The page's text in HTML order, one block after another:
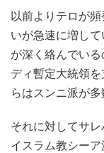
以前よりテロが
いが急速に増し
が深く絡んでい
ディ暫定大統領
らはスンニ派が多
それに対してサ
イスラム教シー